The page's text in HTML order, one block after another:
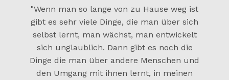
"Wenn man so lange von zu Hause weg ist
gibt es sehr viele Dinge, die man über sich
selbst lernt, man wächst, man entwickelt
sich unglaublich. Dann gibt es noch die
Dinge die man über andere Menschen und
den Umgang mit ihnen lernt, in meinen